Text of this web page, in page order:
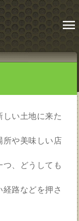
menu
い土地に来た
所や美味しい店
、どうしても
路などを押さ